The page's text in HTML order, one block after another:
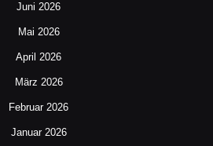
Juni 2026
Mai 2026
April 2026
März 2026
Februar 2026
Januar 2026